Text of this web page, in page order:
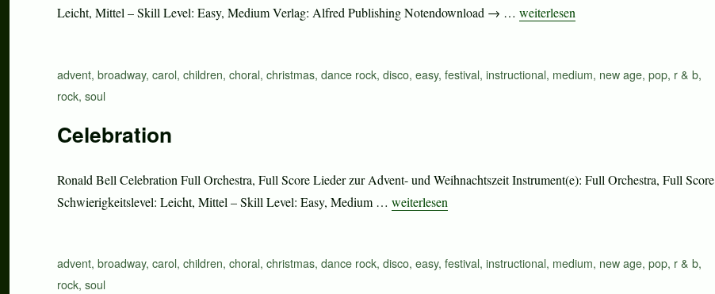
Leicht, Mittel – Skill Level: Easy, Medium Verlag: Alfred Publishing Notendownload → … „Celebration (complete)“
weiterlesen
Schlagwörter
advent, broadway, carol, children, choral, christmas, dance rock, disco, easy, festival, instructional, medium, new age, pop, r & b,
rock, soul
Celebration
Ronald Bell Celebration Full Orchestra, Full Score Lieder zur Advent- und Weihnachtszeit Instrument(e): Full Orchestra, Full Score
Schwierigkeitslevel: Leicht, Mittel – Skill Level: Easy, Medium … „Celebration“
weiterlesen
Schlagwörter
advent, broadway, carol, children, choral, christmas, dance rock, disco, easy, festival, instructional, medium, new age, pop, r & b,
rock, soul